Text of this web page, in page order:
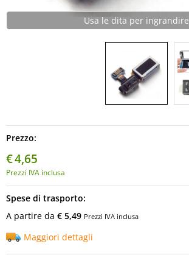
Usa le dita per ingrandire
Prezzo:
€4,65
Prezzi IVA inclusa
Spese di trasporto:
A partire da € 5,49 Prezzi IVA inclusa
Maggiori dettagli